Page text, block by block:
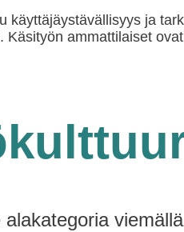
käyttäjäystävällisyys ja
Käsityön ammattilaiset
alakategoria